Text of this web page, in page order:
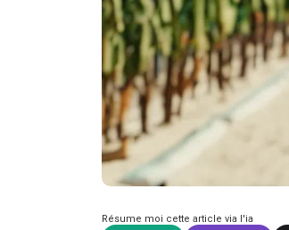
Résume moi cette article via l'ia